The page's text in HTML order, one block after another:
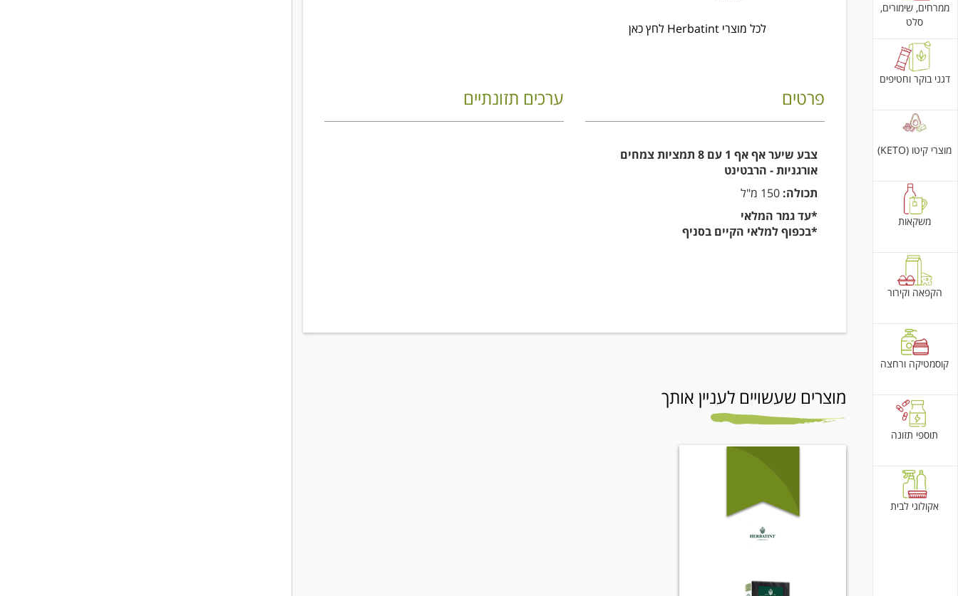
ממרחים, שימורים,
סלט
דגני בוקר וחטיפים
מוצרי קיטו (KETO)
משקאות
הקפאה וקירור
קוסמטיקה ורחצה
תוספי תזונה
אקולוגי לבית
לכל מוצרי Herbatint לחץ כאן
פרטים
צבע שיער אף אף 1 עם 8 תמציות צמחים
אורגניות - הרבטינט
תכולה:
*עד גמר המלאי
*בכפוף למלאי הקיים בסניף
ערכים תזונתיים
מוצרים שעשויים לעניין אותך